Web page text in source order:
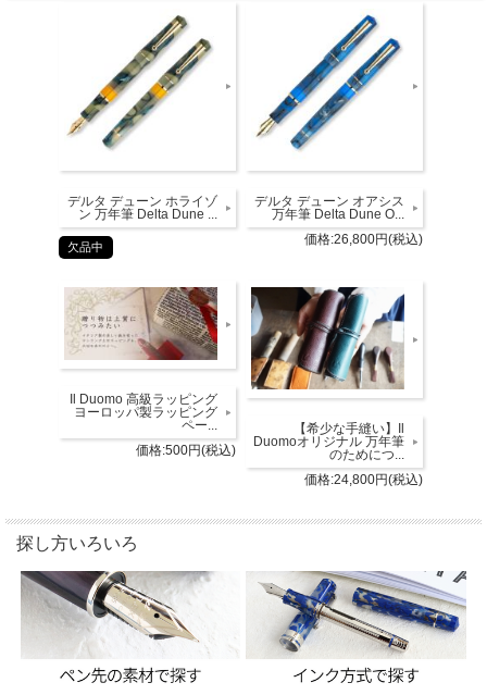
デルタ デューン ホライゾ
ン 万年筆 Delta Dune ...
欠品中
デルタ デューン オアシス
万年筆 Delta Dune O...
価格:26,800円(税込)
Il Duomo 高級ラッピング
ヨーロッパ製ラッピング
ペー...
価格:500円(税込)
【希少な手縫い】Il
Duomoオリジナル 万年筆
のためにつ...
価格:24,800円(税込)
探し方いろいろ